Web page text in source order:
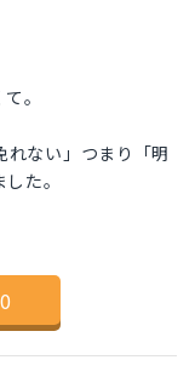
。
ない」つまり「明
た。
0